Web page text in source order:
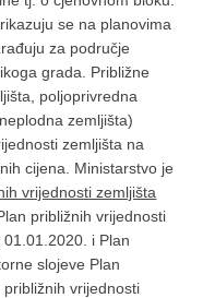
se na planovima
za područje
grada. Približne
poljoprivredna
zemljišta)
zemljišta na
cijena. Ministarstvo je
vrijednosti zemljišta
približnih vrijednosti
i Plan
slojeve Plan
vrijednosti